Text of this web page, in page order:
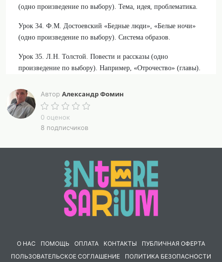
(одно произведение по выбору). Тема, идея, проблематика.
Урок 34. Ф.М. Достоевский «Бедные люди», «Белые ночи»
(одно произведение по выбору). Система образов.
Урок 35. Л.Н. Толстой. Повести и рассказы (одно
произведение по выбору). Например, «Отрочество» (главы).
Урок 36. Л.Н. Толстой. Повести и рассказы (одно
произведение по выбору). Например, «Отрочество» (главы).
Система образов
Автор Александр Фомин
0 оценок
8 подписчиков
О НАС ПОМОЩЬ ОПЛАТА КОНТАКТЫ
ПУБЛИЧНАЯ ОФЕРТА
ПОЛЬЗОВАТЕЛЬСКОЕ СОГЛАШЕНИЕ
ПОЛИТИКА БЕЗОПАСНОСТИ